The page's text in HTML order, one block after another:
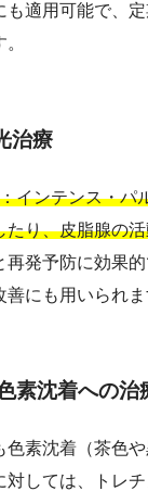
も適用可能で、
治療
インテンス・パ
たり、皮脂腺の
再発予防に効果
にも用いられま
素沈着への治
色素沈着（茶色
対しては、トレ